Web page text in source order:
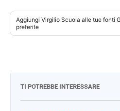
Aggiungi Virgilio Scuola alle tue fonti
preferite
TI POTREBBE INTERESSARE